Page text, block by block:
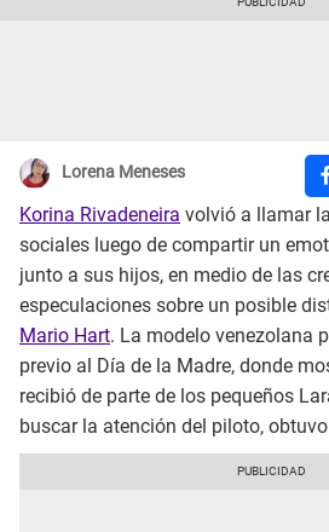
Lorena Meneses
Korina Rivadeneira volvió a llamar
sociales luego de compartir un
junto a sus hijos, en medio de las
especulaciones sobre un posible
Mario Hart. La modelo venezolana
previo al Día de la Madre, donde
recibió de parte de los pequeños
buscar la atención del piloto,